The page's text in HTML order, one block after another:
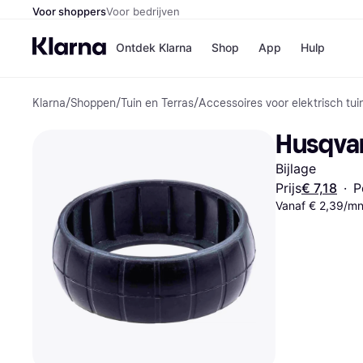
Voor shoppersVoor bedrijven
Ontdek Klarna Shop
Winkels
Bol
App Hulp
Klarna/Shoppen/Tuin en Terras/Accessoires voor elektrisch
Bijlage
Prijs€ 7,18 ·
Vanaf € 2,39/